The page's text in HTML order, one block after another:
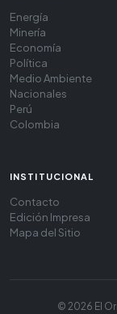
Energía
Minería
Economía
Política
Medio Ambiente
Nacionales
Perú
Colombia
INSTITUCIONAL
Contacto
Edición Impresa
Mapa del Sitio
© 2026 El